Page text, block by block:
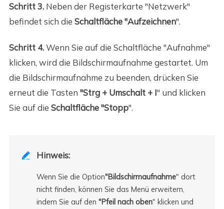
Schritt 3.Neben der Registerkarte "Netzwerk"
befindet sich die Schaltfläche "Aufzeichnen".
Schritt 4.Wenn Sie auf die Schaltfläche "Aufnahme"
klicken, wird die Bildschirmaufnahme gestartet. Um
die Bildschirmaufnahme zu beenden, drücken Sie
erneut die Tasten "Strg + Umschalt + I" und klicken
Sie auf die Schaltfläche "Stopp".
 Hinweis:
Wenn Sie die Option"Bildschirmaufnahme" dort
nicht finden, können Sie das Menü erweitern,
indem Sie auf den "Pfeil nach oben" klicken und